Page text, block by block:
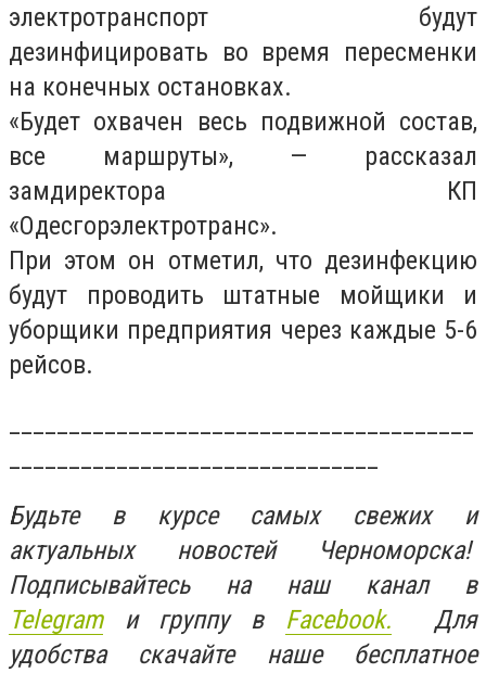
электротранспорт будут
дезинфицировать во время пересменки
на конечных остановках.
«Будет охвачен весь подвижной состав,
все маршруты», — рассказал
замдиректора КП
«Одесгорэлектротранс».
При этом он отметил, что дезинфекцию
будут проводить штатные мойщики и
уборщики предприятия через каждые 5-6
рейсов.
Будьте в курсе самых свежих и
актуальных новостей Черноморска!
Подписывайтесь на наш канал в
Telegramи группу в Facebook. Для
удобства скачайте наше бесплатное